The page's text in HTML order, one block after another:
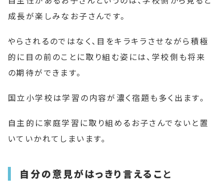
成長が楽しみなお子さんです。
やらされるのではなく、目をキラキラさせながら積極
的に目の前のことに取り組む姿には、学校側も将来
の期待ができます。
国立小学校は学習の内容が濃く宿題も多く出ます。
自主的に家庭学習に取り組めるお子さんでないと置
いていかれてしまいます。
自分の意見がはっきり言えること